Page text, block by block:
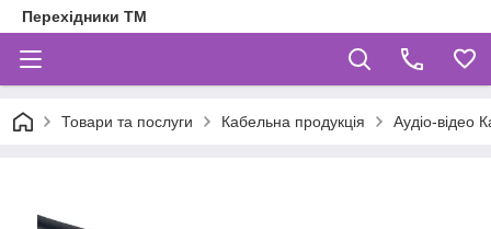
Перехідники ТМ
Товари та послуги Кабельна продукція Аудіо-відео